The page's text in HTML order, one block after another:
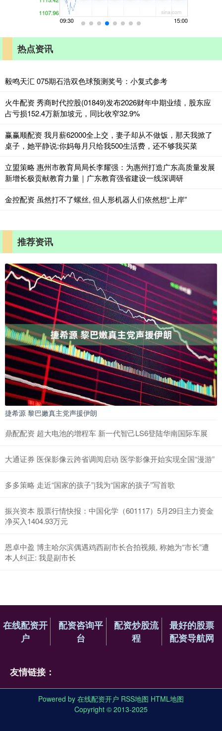
热点资讯
毅鸣天汇 075期石浩双色球预测奖号：小复式参考
火牛配资 秀商时代控股(01849)发布2026财年中期业绩，股东应
占亏损152.4万新加坡元，同比收窄32.9%
赢赢顺配资 我月薪62000全上交，妻子却从不做饭，那天我掀了
桌子，她平静说:你妈每月只给我500生活费，还不够我买菜
立盟策略 惠州市教育局局长李耀强：为惠州打造广东高质量发展
新增长极贡献教育力量｜广东教育强省建设一线深调研
金控配资 虽然打不了螺丝, 但人形机器人们依然想“上岸”
推荐资讯
捷希源 黎巴嫩真主党声援伊朗
鼎配配资 超大电池的增程车 新一代智己LS6登陆华南国际车展
大通证券 医保影像云跨省调阅启动 医学影像开始实现全国“漫游”
多多策略 走近“国家的孩子”|我为“国家的孩子”写首歌
振兴资本 股票行情快报：中国化学（601117）5月29日主力资金
净买入1404.93万元
恩卓中盈 博主哈尔滨偶遇鸡西副市长合拍视频, 称她为“市长”遭
本人纠正: 我是副市长
在线配资开
户
配资咨询平
台
配资炒股流
程
最好的股票
配资导航网
友情链接：
Powered by 在线配资开户 RSS地图 HTML地图
Copyright © 2013-2025